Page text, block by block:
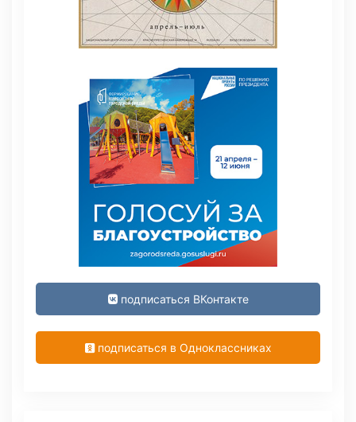
подписаться ВКонтакте
подписаться в Одноклассниках